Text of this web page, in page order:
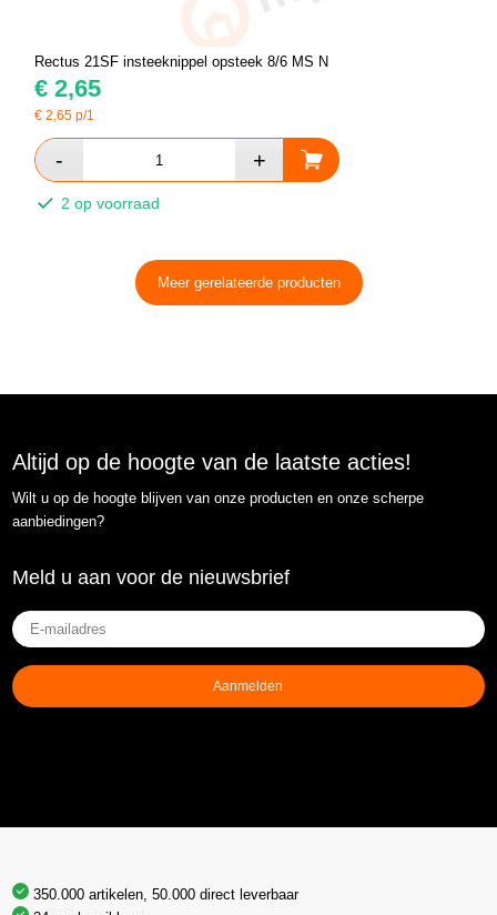
Rectus 21SF insteeknippel opsteek 8/6 MS N
€ 2,65
€2,65 p/1
2 op voorraad
Meer gerelateerde producten
Altijd op de hoogte van de laatste acties!
Wilt u op de hoogte blijven van onze producten en onze scherpe
aanbiedingen?
Meld u aan voor de nieuwsbrief
E-
mailadres(Vereist)
Aanmelden
350.000 artikelen, 50.000 direct leverbaar